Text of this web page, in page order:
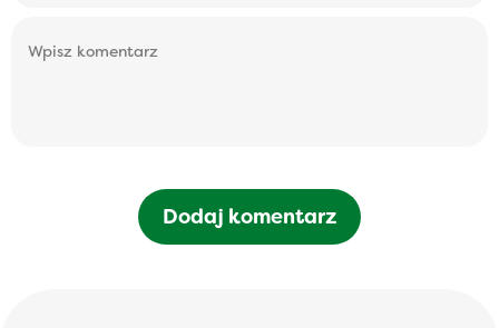
Dodaj komentarz